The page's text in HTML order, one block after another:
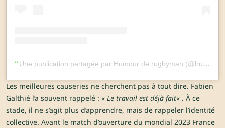
Une publication partagée par Humour de rugbyman (@humourderugbyman)
Les meilleures causeries ne cherchent pas à tout dire. Fabien
Galthié l’a souvent rappelé : « Le travail est déjà fait« . À ce
stade, il ne s’agit plus d’apprendre, mais de rappeler l’identité
collective. Avant le match d’ouverture du mondial 2023 France